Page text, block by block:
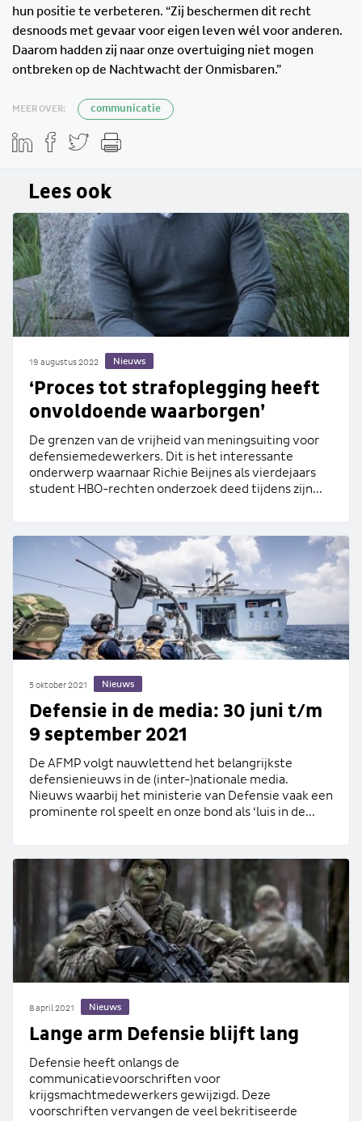
hun positie te verbeteren. “Zij beschermen dit recht
desnoods met gevaar voor eigen leven wél voor anderen.
Daarom hadden zij naar onze overtuiging niet mogen
ontbreken op de Nachtwacht der Onmisbaren.”
MEER OVER: communicatie
Lees ook
19 augustus 2022 Nieuws
‘Proces tot strafoplegging heeft
onvoldoende waarborgen’
De grenzen van de vrijheid van meningsuiting voor
defensiemedewerkers. Dit is het interessante
onderwerp waarnaar Richie Beijnes als vierdejaars
student HBO-rechten onderzoek deed tijdens zijn...
5 oktober 2021 Nieuws
Defensie in de media: 30 juni t/m
9 september 2021
De AFMP volgt nauwlettend het belangrijkste
defensienieuws in de (inter-)nationale media.
Nieuws waarbij het ministerie van Defensie vaak een
prominente rol speelt en onze bond als ‘luis in de...
8 april 2021 Nieuws
Lange arm Defensie blijft lang
Defensie heeft onlangs de
communicatievoorschriften voor
krijgsmachtmedewerkers gewijzigd. Deze
voorschriften vervangen de veel bekritiseerde